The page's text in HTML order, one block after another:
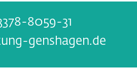
8059-31
genshagen.de